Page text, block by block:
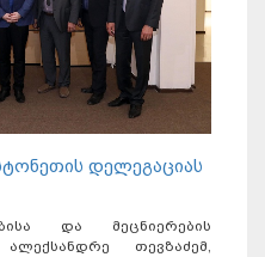
დელეგაციას
და მეცნიერების
თევზაძემ,